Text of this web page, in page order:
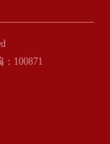
100871